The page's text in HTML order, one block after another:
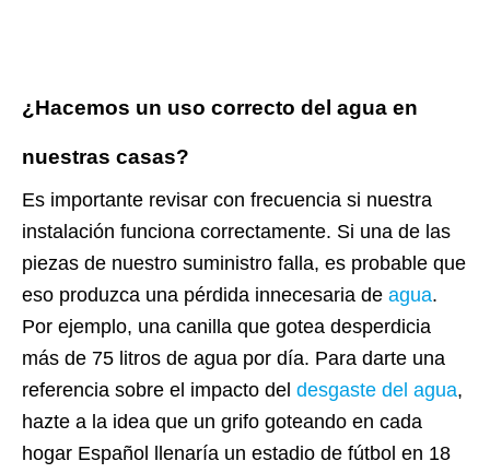
¿Hacemos un uso correcto del agua en
nuestras casas?
Es importante revisar con frecuencia si nuestra
instalación funciona correctamente. Si una de las
piezas de nuestro suministro falla, es probable que
eso produzca una pérdida innecesaria de agua.
Por ejemplo, una canilla que gotea desperdicia
más de 75 litros de agua por día. Para darte una
referencia sobre el impacto del desgaste del agua,
hazte a la idea que un grifo goteando en cada
hogar Español llenaría un estadio de fútbol en 18